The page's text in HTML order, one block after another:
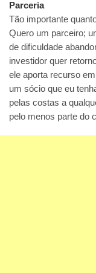
Parceria
Tão importante
Quero um parceiro;
de dificuldade
investidor quer
ele aporta recurso
um sócio que eu
pelas costas a
pelo menos parte do